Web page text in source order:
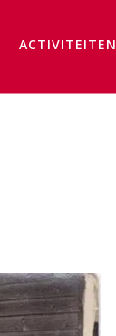
ACTIVITEITEN